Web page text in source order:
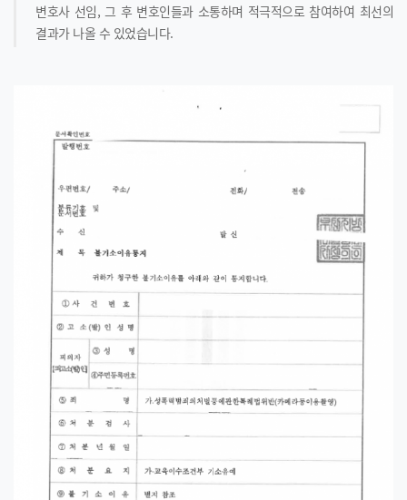
변호사 선임, 그 후 변호인들과 소통하며 적극적으로 참여하여 최선의
결과가 나올 수 있었습니다.